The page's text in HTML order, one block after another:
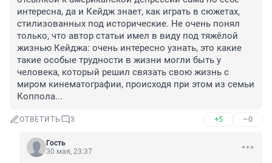
интересна, да и Кейдж знает, как играть в сюжетах,
стилизованных под исторические. Не очень понял
только, что автор статьи имел в виду под тяжёлой
жизнью Кейджа: очень интересно узнать, это какие
такие особые трудности в жизни могли быть у
человека, который решил связать свою жизнь с
миром кинематографии, происходя при этом из семьи
Коппола...
ОТВЕТИТЬ 3 +5 –0
Гость
30 мая, 23:37